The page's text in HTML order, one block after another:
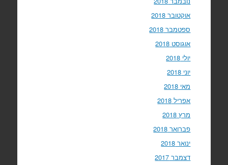
אוקטובר 2018
ספטמבר 2018
אוגוסט 2018
יולי 2018
יוני 2018
מאי 2018
אפריל 2018
מרץ 2018
פברואר 2018
ינואר 2018
דצמבר 2017